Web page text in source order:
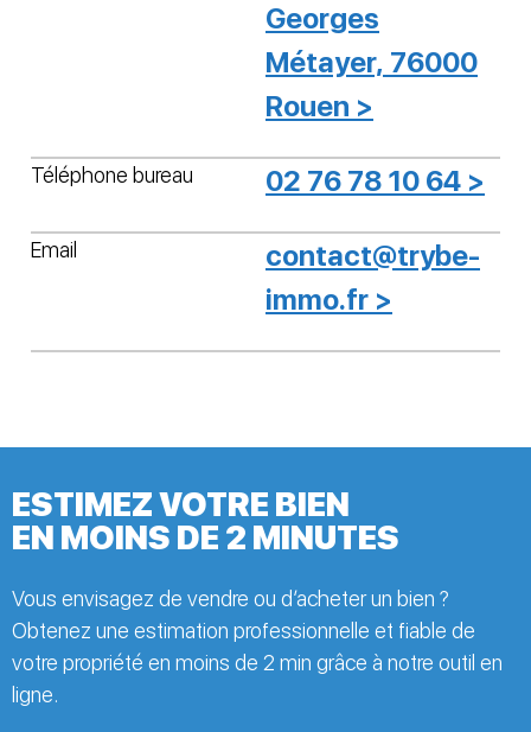
Georges
Métayer, 76000
Rouen >
Téléphone bureau 02 76 78 10 64 >
Email
contact@trybe-
immo.fr >
ESTIMEZ VOTRE BIEN
EN MOINS DE 2 MINUTES
Vous envisagez de vendre ou d’acheter un bien ?
Obtenez une estimation professionnelle et fiable de
votre propriété en moins de 2 min grâce à notre outil en
ligne.